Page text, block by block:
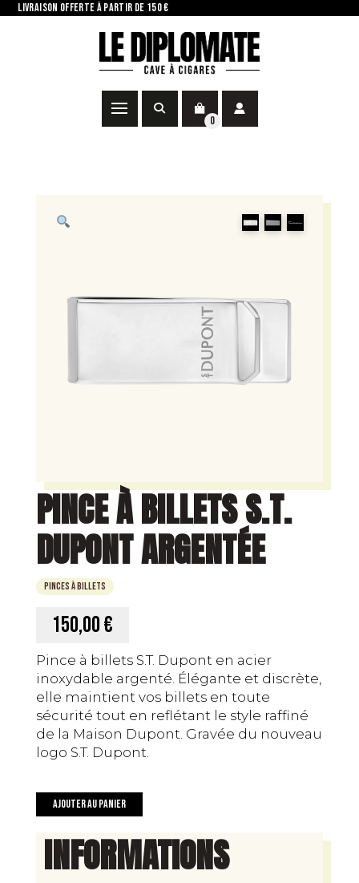
LIVRAISON OFFERTE À PARTIR DE 150 €
0
PINCE À BILLETS S.T.
DUPONT ARGENTÉE
Pinces à billets
150,00 €
Pince à billets S.T. Dupont en acier
inoxydable argenté. Élégante et discrète,
elle maintient vos billets en toute
sécurité tout en reflétant le style raffiné
de la Maison Dupont. Gravée du nouveau
logo S.T. Dupont.
quantité
de
Pince
billets
Ajouter au panier
INFORMATIONS